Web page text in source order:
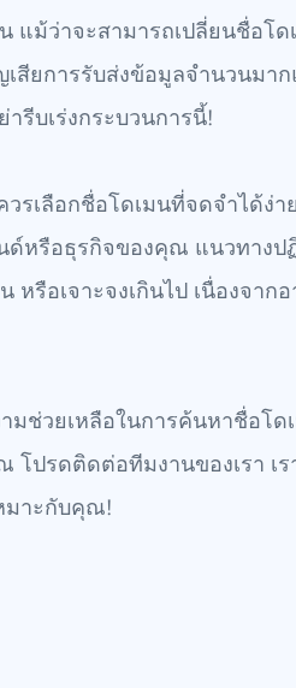
แม้ว่าจะสามารถเปลี่ยนชื่อโ
สียการรับส่งข้อมูลจำนวนมา
รีบเร่งกระบวนการนี้!
รเลือกชื่อโดเมนที่จดจำได้ง่า
ด์หรือธุรกิจของคุณ แนวทาง
หรือเจาะจงเกินไป เนื่องจาก
ช่วยเหลือในการค้นหาชื่อโด
โปรดติดต่อทีมงานของเรา เ
มาะกับคุณ!